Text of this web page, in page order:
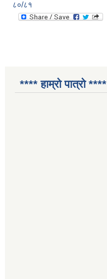
८०/८१
**** हाम्रो पात्रो ****